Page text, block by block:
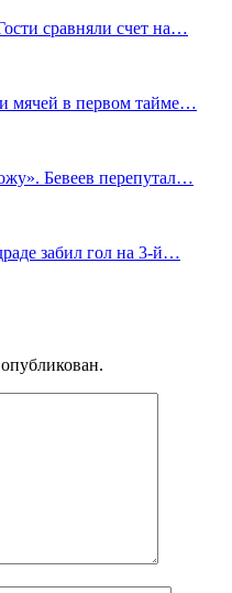
сравняли счет на…
мячей в первом тайме…
Бевеев перепутал…
забил гол на 3‑й…